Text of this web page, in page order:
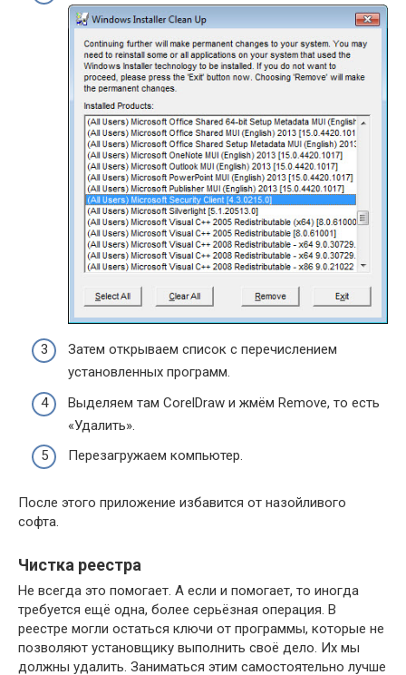
Затем открываем список с перечислением
установленных программ.
Выделяем там CorelDraw и жмём Remove, то есть
«Удалить».
Перезагружаем компьютер.
После этого приложение избавится от назойливого
софта.
Чистка реестра
Не всегда это помогает. А если и помогает, то иногда
требуется ещё одна, более серьёзная операция. В
реестре могли остаться ключи от программы, которые не
позволяют установщику выполнить своё дело. Их мы
должны удалить. Заниматься этим самостоятельно лучше